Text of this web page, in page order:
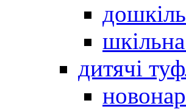
дитячі